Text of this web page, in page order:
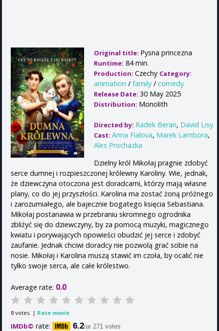
Original title: Pysna princezna
Runtime: 84 min.
Production: Czechy Category:
animation / family / comedy
Release Date: 30 May 2025
Distribution: Monolith
Directed by: Radek Beran, David Lisy
Cast: Anna Fialova, Marek Lambora,
Ales Prochazka
Dzielny król Mikołaj pragnie zdobyć
serce dumnej i rozpieszczonej królewny Karoliny. Wie, jednak,
że dziewczyna otoczona jest doradcami, którzy mają własne
plany, co do jej przyszłości. Karolina ma zostać żoną próżnego
i zarozumiałego, ale bajecznie bogatego księcia Sebastiana.
Mikołaj postanawia w przebraniu skromnego ogrodnika
zbliżyć się do dziewczyny, by za pomocą muzyki, magicznego
kwiatu i porywających opowieści obudzić jej serce i zdobyć
zaufanie. Jednak chciwi doradcy nie pozwolą grać sobie na
nosie. Mikołaj i Karolina muszą stawić im czoła, by ocalić nie
tylko swoje serca, ale całe królestwo.
Average rate: 0.0
0 votes. | Rate movie
IMDb© rate: 6.2/10 271 votes